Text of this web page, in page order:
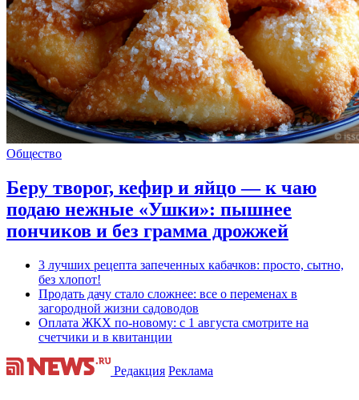
Общество
Беру творог, кефир и яйцо — к чаю
подаю нежные «Ушки»: пышнее
пончиков и без грамма дрожжей
3 лучших рецепта запеченных кабачков: просто, сытно,
без хлопот!
Продать дачу стало сложнее: все о переменах в
загородной жизни садоводов
Оплата ЖКХ по-новому: с 1 августа смотрите на
счетчики и в квитанции
Редакция Реклама